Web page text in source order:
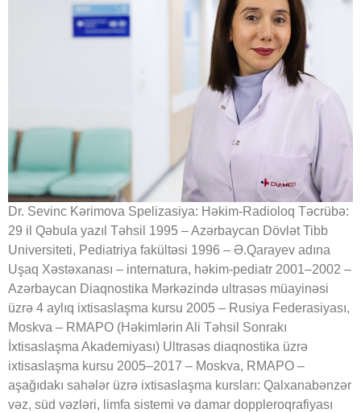
Dr. Sevinc Kərimova Spelizasiya: Həkim-Radioloq Təcrübə:
29 il Qəbula yazıl Təhsil 1995 – Azərbaycan Dövlət Tibb
Universiteti, Pediatriya fakültəsi 1996 – Ə.Qarayev adına
Uşaq Xəstəxanası – internatura, həkim-pediatr 2001–2002 –
Azərbaycan Diaqnostika Mərkəzində ultrasəs müayinəsi
üzrə 4 aylıq ixtisaslaşma kursu 2005 – Rusiya Federasiyası,
Moskva – RMAPO (Həkimlərin Ali Təhsil Sonrakı
İxtisaslaşma Akademiyası) Ultrasəs diaqnostika üzrə
ixtisaslaşma kursu 2005–2017 – Moskva, RMAPO –
aşağıdakı sahələr üzrə ixtisaslaşma kursları: Qalxanabənzər
vəz, süd vəzləri, limfa sistemi və damar doppleroqrafiyası